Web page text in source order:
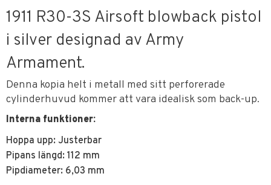
1911 R30-3S Airsoft blowback pistol
i silver designad av Army
Armament.
Denna kopia helt i metall med sitt perforerade
cylinderhuvud kommer att vara idealisk som back-up.
Interna funktioner:
Hoppa upp: Justerbar
Pipans längd: 112 mm
Pipdiameter: 6,03 mm